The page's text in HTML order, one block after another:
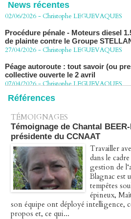
News récentes
Procédure pénale - Moteurs diesel
de plainte contre le Groupe
27/04/2026 - Christophe LEGUEVAQUES
Péage autoroute : tout savoir (ou
collective ouverte le 2 avril
07/04/2026 -Christophe LEGUEVAQUES
Références
TÉMOIGNAGES
Témoignage de Chantal
présidente du CCNAAT
Travailler
dans le
gestion de
Blagnac est
tempêtes
épineux,
son équipe ont déployé intelligence,
propos et, ce qui...